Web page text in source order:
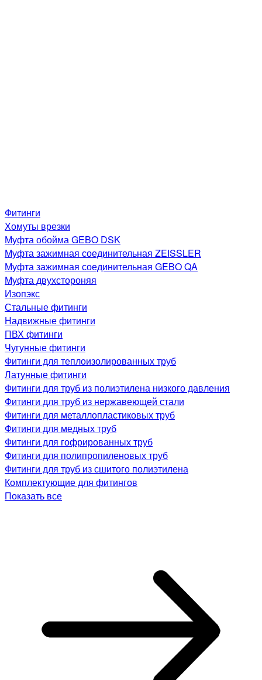
Фитинги
Хомуты врезки
Муфта обойма GEBO DSK
Муфта зажимная соединительная ZEISSLER
Муфта зажимная соединительная GEBO QA
Муфта двухстороняя
Изопэкс
Стальные фитинги
Надвижные фитинги
ПВХ фитинги
Чугунные фитинги
Фитинги для теплоизолированных труб
Латунные фитинги
Фитинги для труб из полиэтилена низкого давления
Фитинги для труб из нержавеющей стали
Фитинги для металлопластиковых труб
Фитинги для медных труб
Фитинги для гофрированных труб
Фитинги для полипропиленовых труб
Фитинги для труб из сшитого полиэтилена
Комплектующие для фитингов
Показать все